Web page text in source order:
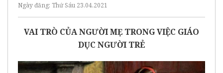
Ngày đăng: Thứ Sáu 23.04.2021
VAI TRÒ CỦA NGƯỜI MẸ TRONG VIỆC GIÁO
DỤC NGƯỜI TRẺ